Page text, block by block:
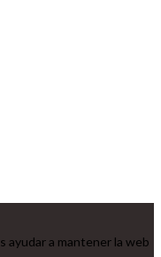
ayudar a mantener la web